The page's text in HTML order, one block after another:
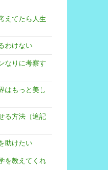
えてたら人生
わけない
なりに考察す
はもっと美し
る方法（追記
助けたい
を教えてくれ